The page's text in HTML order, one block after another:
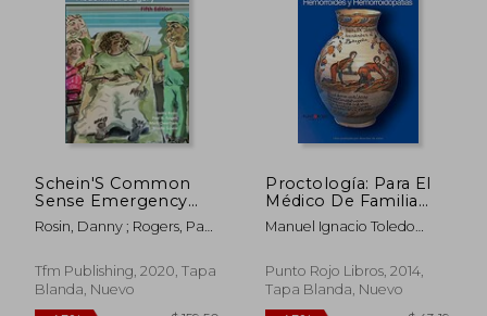
Schein'S Common
Sense Emergency
Abdominal Surgery
(en Inglés)
Rosin, Danny ; Rogers, Paul
Tfm Publishing, 2020, Tapa
Blanda, Nuevo
Proctología: Para El
Médico De Familia
(spanish Edition)
Manuel Ignacio Toledo
Punto Rojo Libros, 2014,
Tapa Blanda, Nuevo